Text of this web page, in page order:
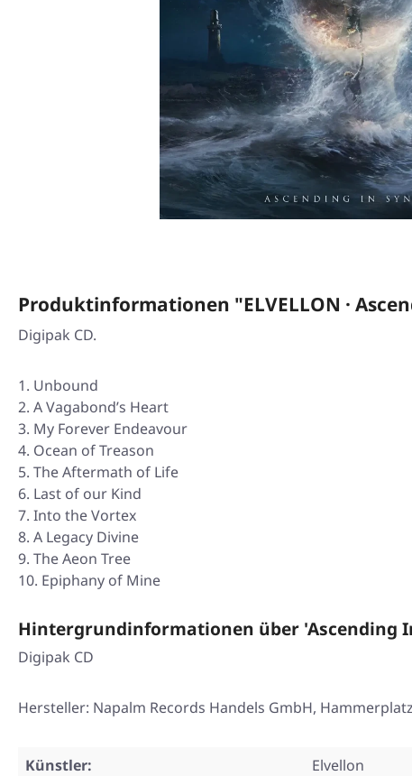
Produktinformationen "ELVELLON ·
Digipak CD.
Unbound
A Vagabond’s Heart
My Forever Endeavour
Ocean of Treason
The Aftermath of Life
Last of our Kind
Into the Vortex
A Legacy Divine
The Aeon Tree
Epiphany of Mine
Hintergrundinformationen über 'Ascending
Digipak CD
Hersteller: Napalm Records Handels GmbH,
Künstler:
Elvellon